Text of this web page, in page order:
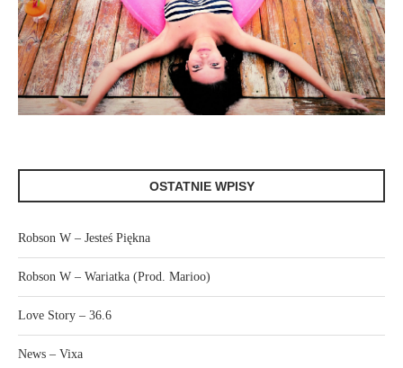
OSTATNIE WPISY
Robson W – Jesteś Piękna
Robson W – Wariatka (Prod. Marioo)
Love Story – 36.6
News – Vixa